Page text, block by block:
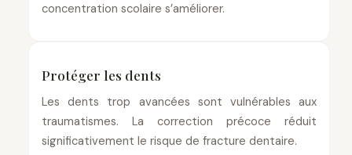
concentration scolaire s’améliorer.
Protéger les dents
Les dents trop avancées sont vulnérables aux
traumatismes. La correction précoce réduit
significativement le risque de fracture dentaire.